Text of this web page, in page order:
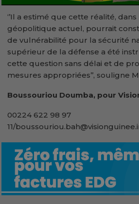
‘’Il a estimé que cette réalité,
géopolitique actuel, pourrait
de vulnérabilité pour la sécurité
supérieur de la défense a été
cette question sans délai et de
mesures appropriées’’, souligne
Boussouriou Doumba, pour
00224 622 98 97
11/